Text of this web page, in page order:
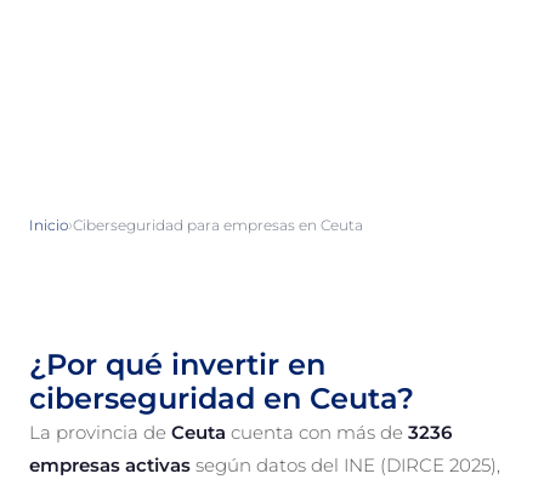
Inicio›Ciberseguridad para empresas en Ceuta
¿Por qué invertir en
ciberseguridad en Ceuta?
La provincia de Ceuta cuenta con más de 3236
empresas activas según datos del INE (DIRCE 2025),